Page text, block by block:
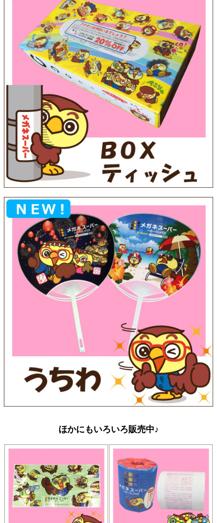
ほかにもいろいろ販売中♪